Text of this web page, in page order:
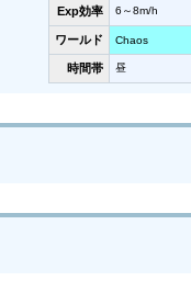
Exp効率 6～8m/h
ワールド Chaos
時間帯 昼